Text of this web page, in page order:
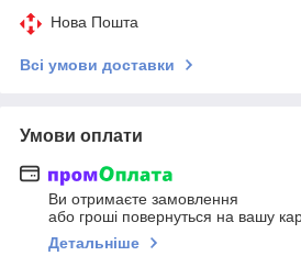
Нова Пошта
Всі умови доставки
Умови оплати
Ви отримаєте замовлення
або гроші повернуться на вашу
Детальніше